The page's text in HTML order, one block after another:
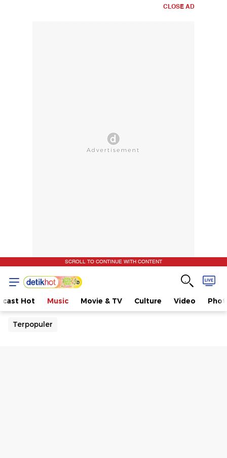
CLOSE AD
SCROLL TO CONTINUE WITH CONTENT
Hot Music Movie & TV Culture Video
Terpopuler